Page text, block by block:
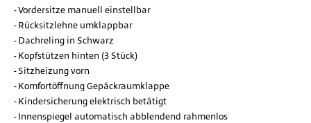
Vordersitze manuell einstellbar
Rücksitzlehne umklappbar
Dachreling in Schwarz
Kopfstützen hinten (3 Stück)
Sitzheizung vorn
Komfortöffnung Gepäckraumklappe
Kindersicherung elektrisch betätigt
Innenspiegel automatisch abblendend rahmenlos